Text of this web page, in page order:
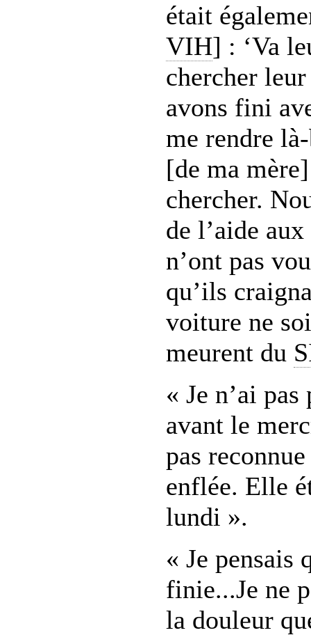
était
VIH] : ‘Va
chercher
avons fini
me rendre
[de ma
chercher.
de l’aide
n’ont pas
qu’ils
voiture ne
meurent du
« Je n’ai
avant le
pas
enflée. Elle
lundi ».
« Je pensais
finie...Je ne
la douleur